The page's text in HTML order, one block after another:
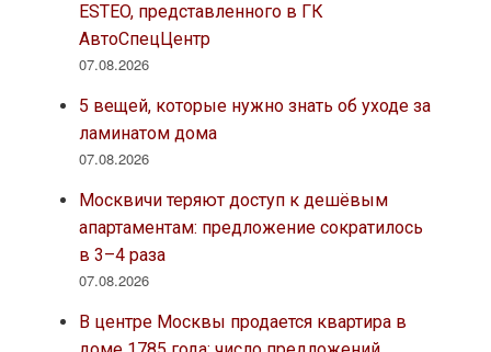
ESTEO, представленного в ГК
АвтоСпецЦентр
07.08.2026
5 вещей, которые нужно знать об уходе за
ламинатом дома
07.08.2026
Москвичи теряют доступ к дешёвым
апартаментам: предложение сократилось
в 3–4 раза
07.08.2026
В центре Москвы продается квартира в